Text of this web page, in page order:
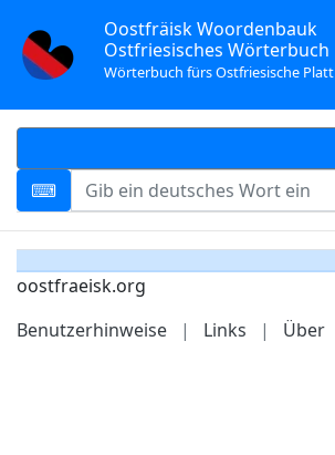
Oostfräisk Woordenbauk
Ostfriesisches Wörterbuch
Wörterbuch fürs Ostfriesische Platt
oostfraeisk.org
Benutzerhinweise
| Links | Über